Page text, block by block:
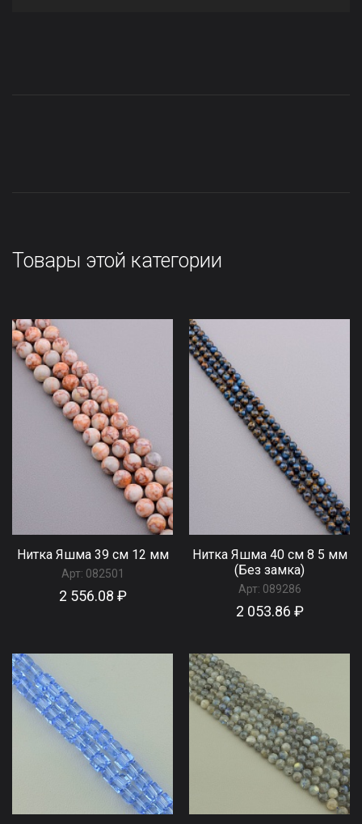
Товары этой категории
Нитка Яшма 39 см 12 мм
Арт: 082501
2 556.08 ₽
Нитка Яшма 40 см 8 5 мм
(Без замка)
Арт: 089286
2 053.86 ₽